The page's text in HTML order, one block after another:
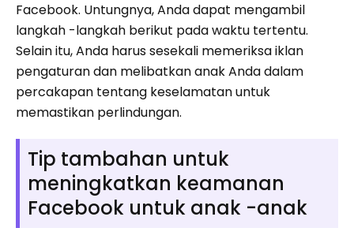
Facebook. Untungnya, Anda dapat mengambil
langkah -langkah berikut pada waktu tertentu.
Selain itu, Anda harus sesekali memeriksa iklan
pengaturan dan melibatkan anak Anda dalam
percakapan tentang keselamatan untuk
memastikan perlindungan.
Tip tambahan untuk
meningkatkan keamanan
Facebook untuk anak -anak